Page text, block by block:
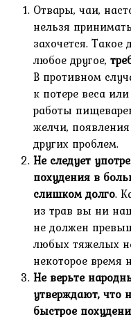
Отвары, чаи,
нельзя
захочется. Такое
любое другое,
В противном
к потере веса
работы
желчи,
других проблем.
Не следует
похудения в
слишком долго.
из трав вы ни
не должен
любых тяжелых
некоторое время
Не верьте
утверждают, что
быстрое